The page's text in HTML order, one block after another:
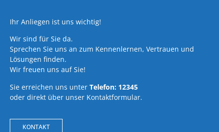
Ihr Anliegen ist uns wichtig!
Wir sind für Sie da.
Sprechen Sie uns an zum Kennenlernen, Vertrauen und
Lösungen finden.
Wir freuen uns auf Sie!
Sie erreichen uns unter Telefon: 12345
oder direkt über unser Kontaktformular.
KONTAKT